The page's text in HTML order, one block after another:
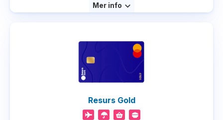
Mer info
Resurs Gold